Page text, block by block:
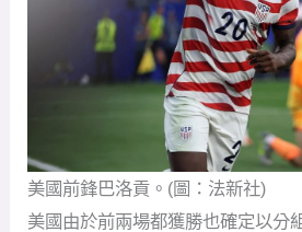
美國前鋒巴洛貢。(圖：法新社)
美國由於前兩場都獲勝也確定以分